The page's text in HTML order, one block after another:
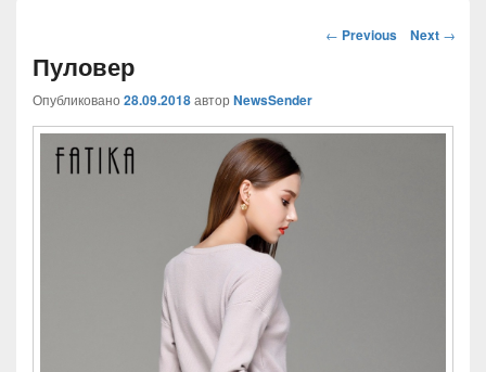
Навигация
← Previous Next →
Пуловер
Опубликовано 28.09.2018автор NewsSender